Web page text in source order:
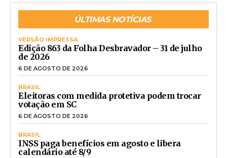
ÚLTIMAS NOTÍCIAS
VERSÃO IMPRESSA
Edição 863 da Folha Desbravador – 31 de julho
de 2026
6 DE AGOSTO DE 2026
BRASIL
Eleitoras com medida protetiva podem trocar
votação em SC
6 DE AGOSTO DE 2026
BRASIL
INSS paga benefícios em agosto e libera
calendário até 8/9